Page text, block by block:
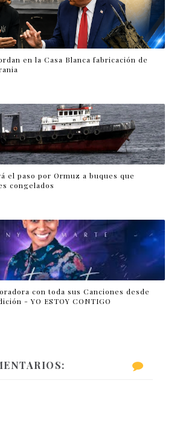
en la Casa Blanca fabricación de
el paso por Ormuz a buques que
congelados
con toda sus Canciones desde
- YO ESTOY CONTIGO